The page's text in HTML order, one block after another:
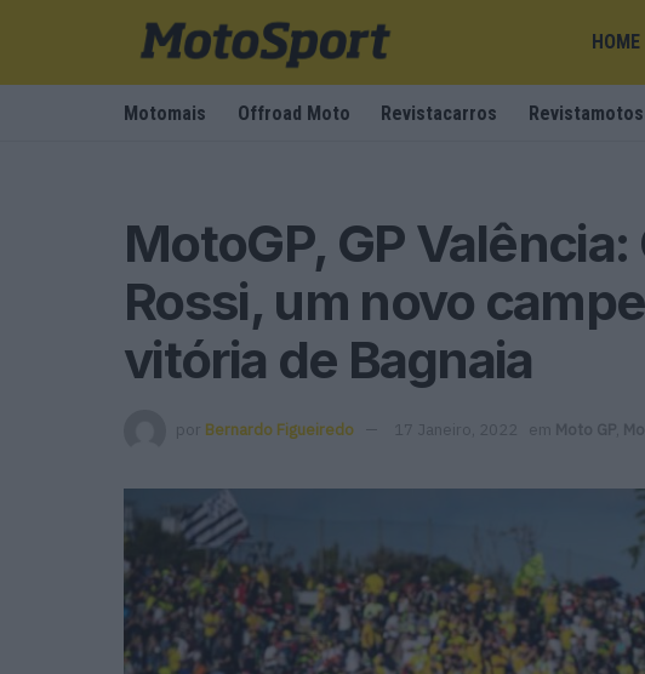
HOME
Motomais Offroad Moto Revistacarros Revistamotos
MotoGP, GP
Rossi, um novo
vitória de Bagnaia
por Bernardo Figueiredo 17 Janeiro, 2022 em Moto GP